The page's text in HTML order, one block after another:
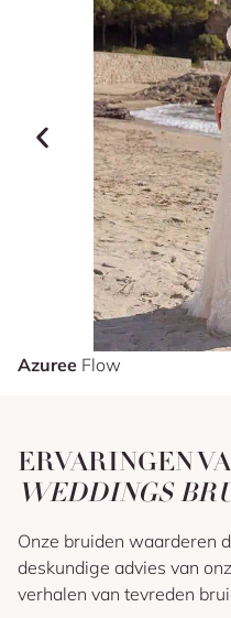
Azuree Flow
ERVARINGEN
WEDDINGS
Onze bruiden waarderen
deskundige advies van
verhalen van tevreden